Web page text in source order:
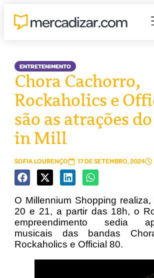
ENTRETENIMENTO
Chora Cachorro,
Rockaholics e
são as atrações
in Mill
SOFIA LOURENÇO 17 DE SETEMBRO, 2024
O Millennium Shopping
20 e 21, a partir das 18h, o
empreendimento sedia
musicais das bandas
Rockaholics e Official 80.